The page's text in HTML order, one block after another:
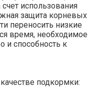
использования
защита корневых
переносить низкие
время, необходимое
и способность к
подкормки: